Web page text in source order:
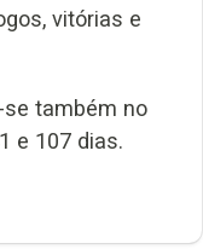
vitórias e
se também no
e 107 dias.